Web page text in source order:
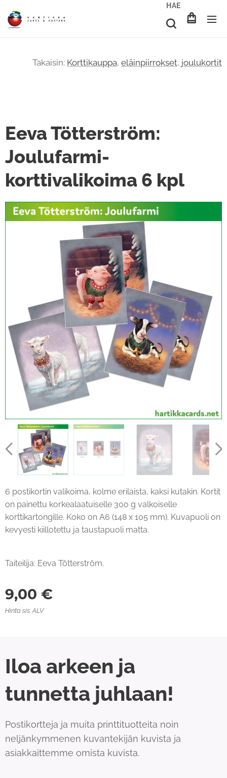
HAE
Takaisin: Korttikauppa, eläinpiirrokset, joulukortit
Eeva Tötterström:
Joulufarmi-
korttivalikoima 6 kpl
6 postikortin valikoima, kolme erilaista, kaksi kutakin. Kortit
on painettu korkealaatuiselle 300 g valkoiselle
korttikartongille. Koko on A6 (148 x 105 mm). Kuvapuoli on
kevyesti kiillotettu ja taustapuoli matta.
Taiteilija: Eeva Tötterström.
9,00 €
Hinta sis. ALV
Iloa arkeen ja
tunnetta juhlaan!
Postikortteja ja muita printtituotteita noin
neljänkymmenen kuvantekijän kuvista ja
asiakkaittemme omista kuvista.